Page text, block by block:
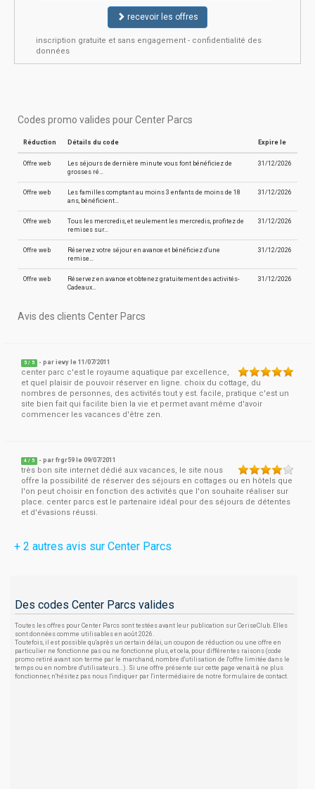
recevoir les offres
inscription gratuite et sans engagement - confidentialité des
données
Codes promo valides pour Center Parcs
Réduction Détails du code Expire le
Offre web
Les séjours de dernière minute vous font bénéficiez de
grosses ré…
31/12/2026
Offre web
Les familles comptant au moins 3 enfants de moins de 18
ans, bénéficient…
31/12/2026
Offre web
Tous les mercredis, et seulement les mercredis, profitez de
remises sur…
31/12/2026
Offre web
Réservez votre séjour en avance et bénéficiez d'une
remise…
31/12/2026
Offre web
Réservez en avance et obtenez gratuitement des activités-
Cadeaux…
31/12/2026
Avis des clients Center Parcs
5 / 5 - parievy le 11/07/2011
center parc c'est le royaume aquatique par excellence,
et quel plaisir de pouvoir réserver en ligne. choix du cottage, du
nombres de personnes, des activités tout y est. facile, pratique c'est un
site bien fait qui facilite bien la vie et permet avant même d'avoir
commencer les vacances d'être zen.
4 / 5 - parfrgr59 le 09/07/2011
très bon site internet dédié aux vacances, le site nous
offre la possibilité de réserver des séjours en cottages ou en hôtels que
l'on peut choisir en fonction des activités que l'on souhaite réaliser sur
place. center parcs est le partenaire idéal pour des séjours de détentes
et d'évasions réussi.
+ 2 autres avis sur Center Parcs
Des codes Center Parcs valides
Toutes les offres pour Center Parcs sont testées avant leur publication sur CeriseClub. Elles
sont données comme utilisables en août 2026.
Toutefois, il est possible qu'après un certain délai, un coupon de réduction ou une offre en
particulier ne fonctionne pas ou ne fonctionne plus, et cela, pour différentes raisons (code
promo retiré avant son terme par le marchand, nombre d'utilisation de l'offre limitée dans le
temps ou en nombre d'utilisateurs...). Si une offre présente sur cette page venait à ne plus
fonctionner, n'hésitez pas nous l'indiquer par l'intermédiaire de notre formulaire de contact.